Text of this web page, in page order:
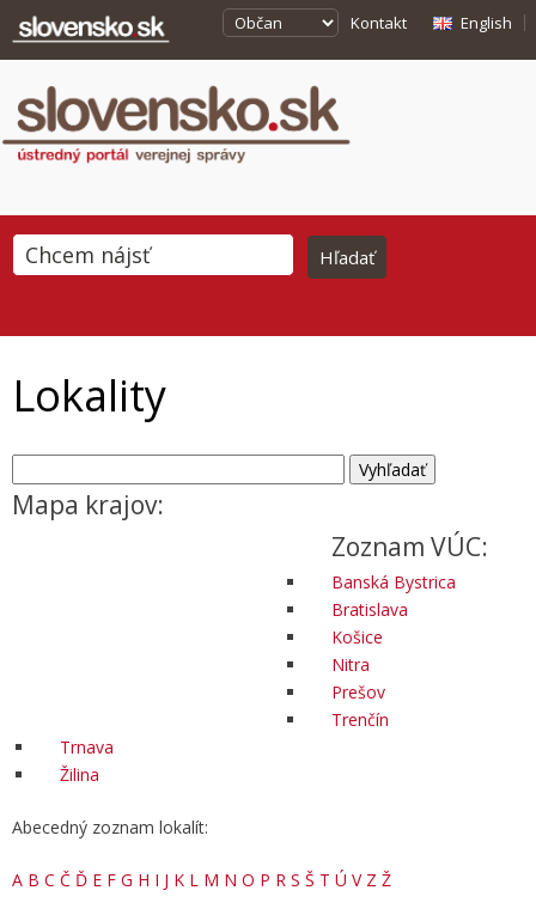
Kontakt English
Lokality
Mapa krajov:
Zoznam VÚC:
Banská Bystrica
Bratislava
Košice
Nitra
Prešov
Trenčín
Trnava
Žilina
Abecedný zoznam lokalít:
A B C Č Ď E F G H I J K L M N O P R S Š T Ú V Z Ž